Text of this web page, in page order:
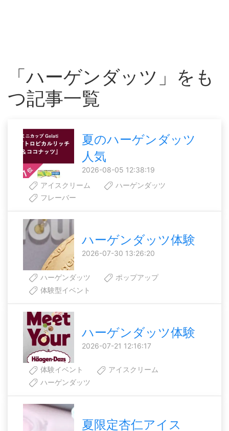
「ハーゲンダッツ」をも
つ記事一覧
夏のハーゲンダッツ
人気
2026-08-05 12:38:19
アイスクリーム
ハーゲンダッツ
フレーバー
ハーゲンダッツ体験
2026-07-30 13:26:20
ハーゲンダッツ
ポップアップ
体験型イベント
ハーゲンダッツ体験
2026-07-21 12:16:17
体験イベント
アイスクリーム
ハーゲンダッツ
夏限定杏仁アイス